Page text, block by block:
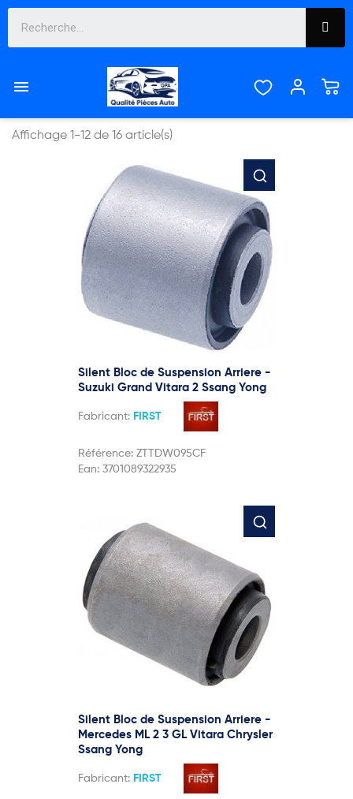

SSANG YONG

Affichage 1-12 de 16 article(s)
Silent Bloc de Suspension Arriere -
Suzuki Grand Vitara 2 Ssang Yong
Fabricant: FIRST
Référence: ZTTDW095CF
Ean: 3701089322935
Silent Bloc de Suspension Arriere -
Mercedes ML 2 3 GL Vitara Chrysler
Ssang Yong
Fabricant: FIRST